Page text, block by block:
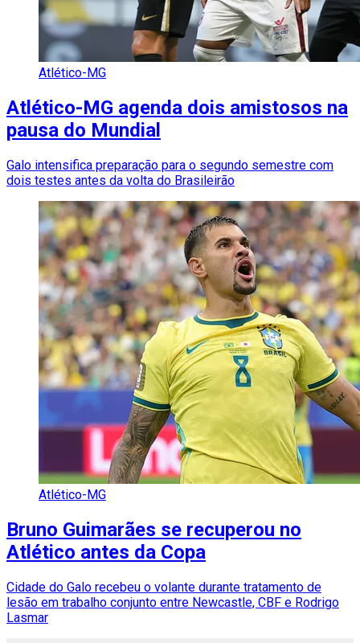
Atlético-MG
Atlético-MG agenda dois amistosos na
pausa do Mundial
Galo intensifica preparação para o segundo semestre com
dois testes antes da volta do Brasileirão
Atlético-MG
Bruno Guimarães se recuperou no
Atlético antes da Copa
Cidade do Galo recebeu o volante durante tratamento de
lesão em trabalho conjunto entre Newcastle, CBF e Rodrigo
Lasmar